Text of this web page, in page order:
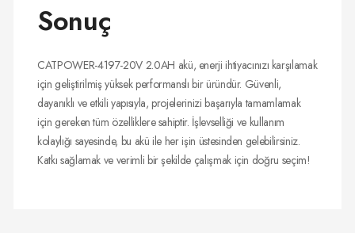
Sonuç
CATPOWER-4197-20V 2.0AH akü, enerji ihtiyacınızı karşılamak
için geliştirilmiş yüksek performanslı bir üründür. Güvenli,
dayanıklı ve etkili yapısıyla, projelerinizi başarıyla tamamlamak
için gereken tüm özelliklere sahiptir. İşlevselliği ve kullanım
kolaylığı sayesinde, bu akü ile her işin üstesinden gelebilirsiniz.
Katkı sağlamak ve verimli bir şekilde çalışmak için doğru seçim!